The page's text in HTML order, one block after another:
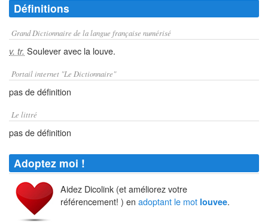
Définitions
Grand Dictionnaire de la langue française numérisé
v. tr. Soulever avec la louve.
Portail internet "Le Dictionnaire"
pas de définition
Le littré
pas de définition
Adoptez moi !
Aidez Dicolink (et améliorez votre
référencement! ) en adoptant le mot louvee.